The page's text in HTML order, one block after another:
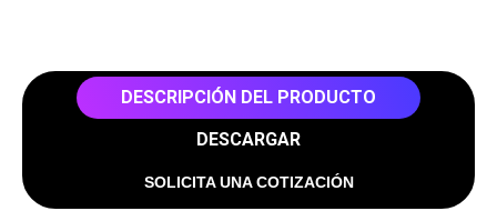
DESCRIPCIÓN DEL PRODUCTO
DESCARGAR
SOLICITA UNA COTIZACIÓN